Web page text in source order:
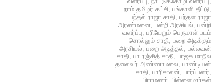
நாம் தமிழர் கட்சி, பங்காளி தீட்டு,
பந்தல் ராஜா சாதி, பந்தள ராஜா
அரண்மனை, பன்றி அரசியல், பன்றி
வளர்ப்பு, பரியேறும் பெருமாள் படம்
சொல்லும் சாதி, பறை அடிக்கும்
அரசியல், பறை அடித்தல், பல்லவன்
சாதி, பா.ரஞ்சித் சாதி, பாஜக மாநில
தலைவர் அண்ணாமலை, பாண்டியன்
சாதி, பாரிசாலன், பார்ப்பனர்,
பிராமணர், பிள்ளைமார்கள்